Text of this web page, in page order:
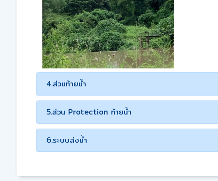
4.ส่วนท้ายน้ำ
5.ส่วน Protection ท้ายน้ำ
6.ระบบส่งน้ำ